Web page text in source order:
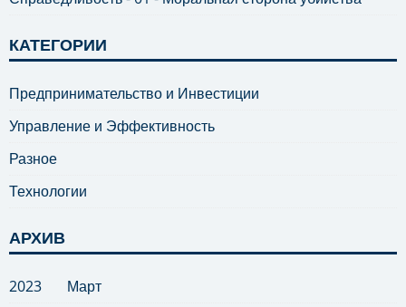
КАТЕГОРИИ
Предпринимательство и Инвестиции
Управление и Эффективность
Разное
Технологии
АРХИВ
2023
Март